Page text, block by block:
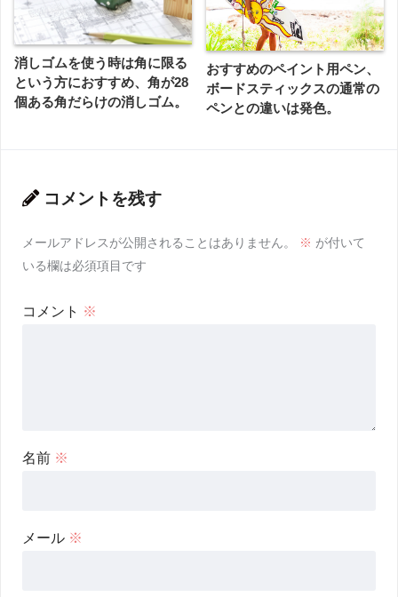
消しゴムを使う時は角に限る
という方におすすめ、角が28
個ある角だらけの消しゴム。
おすすめのペイント用ペン、
ボードスティックスの通常の
ペンとの違いは発色。
コメントを残す
メールアドレスが公開されることはありません。 ※ が付いて
いる欄は必須項目です
コメント ※
名前 ※
メール ※